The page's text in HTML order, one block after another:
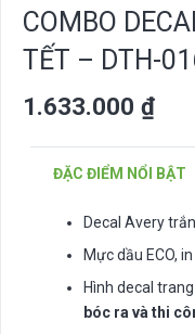
COMBO
TẾT – DTH-
1.633.000 ₫
ĐẶC ĐIỂM NỔI BẬT
Decal Avery
Mực dầu ECO,
Hình decal
bóc ra và thi